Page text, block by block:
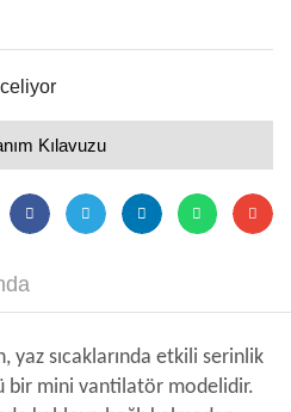
Kılavuzu
yaz sıcaklarında etkili serinlik
bir mini vantilatör modelidir.